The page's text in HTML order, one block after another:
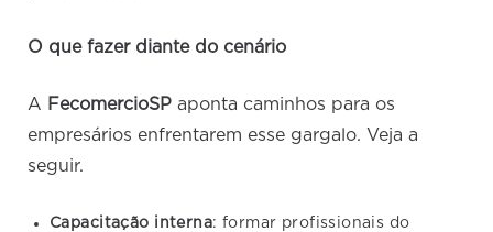
O que fazer diante do cenário
A FecomercioSP aponta caminhos para os
empresários enfrentarem esse gargalo. Veja a
seguir.
Capacitação interna: formar profissionais do